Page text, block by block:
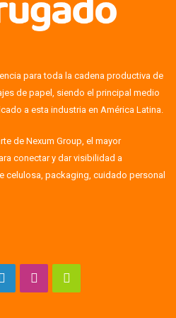
para toda la cadena productiva de
de papel, siendo el principal medio
a esta industria en América Latina.
de Nexum Group, el mayor
conectar y dar visibilidad a
celulosa, packaging, cuidado personal
LinkedInInstagram